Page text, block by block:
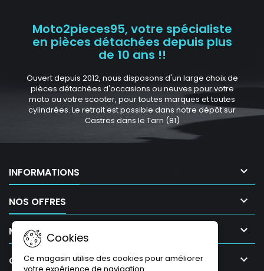
Moto2pieces95, votre spécialiste
en pièces détachées depuis plus
de 10 ans !!
Ouvert depuis 2012, nous disposons d'un large choix de
pièces détachées d'occasions ou neuves pour votre
moto ou votre scooter, pour toutes marques et toutes
cylindrées. Le retrait est possible dans notre dépôt sur
Castres dans le Tarn (81)
INFORMATIONS 
NOS OFFRES 
MON COMPTE 
CONTACT 
Cookies
Ce magasin utilise des cookies pour améliorer